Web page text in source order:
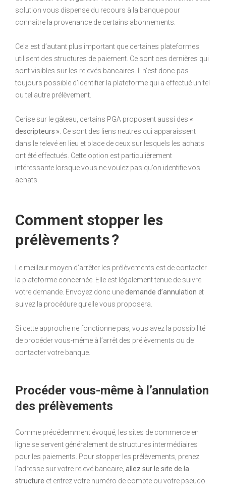
solution vous dispense du recours à la banque pour
connaitre la provenance de certains abonnements.
Cela est d’autant plus important que certaines plateformes
utilisent des structures de paiement. Ce sont ces dernières qui
sont visibles sur les relevés bancaires. Il n’est donc pas
toujours possible d’identifier la plateforme qui a effectué un tel
ou tel autre prélèvement.
Cerise sur le gâteau, certains PGA proposent aussi des «
descripteurs » . Ce sont des liens neutres qui apparaissent
dans le relevé en lieu et place de ceux sur lesquels les achats
ont été effectués. Cette option est particulièrement
intéressante lorsque vous ne voulez pas qu’on identifie vos
achats.
Comment stopper les
prélèvements ?
Le meilleur moyen d’arrêter les prélèvements est de contacter
la plateforme concernée. Elle est légalement tenue de suivre
votre demande. Envoyez donc unedemande d’annulation et
suivez la procédure qu’elle vous proposera.
Si cette approche ne fonctionne pas, vous avez la possibilité
de procéder vous-même à l’arrêt des prélèvements ou de
contacter votre banque.
Procéder vous-même à l’annulation
des prélèvements
Comme précédemment évoqué, les sites de commerce en
ligne se servent généralement de structures intermédiaires
pour les paiements. Pour stopper les prélèvements, prenez
l’adresse sur votre relevé bancaire, allez sur le site de la
structure et entrez votre numéro de compte ou votre pseudo.